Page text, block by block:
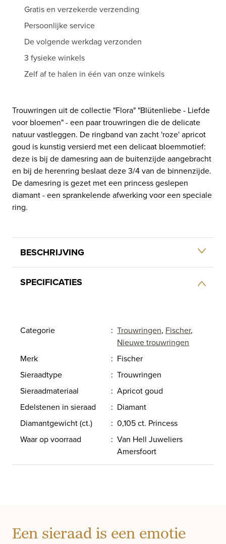
Gratis en verzekerde verzending
Persoonlijke service
De volgende werkdag verzonden
3 fysieke winkels
Zelf af te halen in één van onze winkels
Trouwringen uit de collectie "Flora" "Blütenliebe - Liefde
voor bloemen" - een paar trouwringen die de delicate
natuur vastleggen. De ringband van zacht 'roze' apricot
goud is kunstig versierd met een delicaat bloemmotief:
deze is bij de damesring aan de buitenzijde aangebracht
en bij de herenring beslaat deze 3/4 van de binnenzijde.
De damesring is gezet met een princess geslepen
diamant - een sprankelende afwerking voor een speciale
ring.
BESCHRIJVING
SPECIFICATIES
Categorie : Trouwringen, Fischer,
Nieuwe trouwringen
Merk
: Fischer
Sieraadtype
: Trouwringen
Sieraadmateriaal
: Apricot goud
Edelstenen in sieraad
: Diamant
Diamantgewicht (ct.)
: 0,105 ct. Princess
Waar op voorraad
: Van Hell Juweliers
Amersfoort
Een sieraad is een emotie